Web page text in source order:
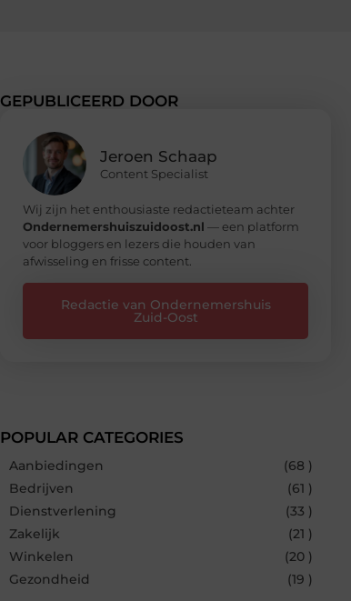
GEPUBLICEERD DOOR
Jeroen Schaap
Content Specialist
Wij zijn het enthousiaste redactieteam achter
Ondernemershuiszuidoost.nl — een platform
voor bloggers en lezers die houden van
afwisseling en frisse content.
Redactie van Ondernemershuis
Zuid-Oost
POPULAR CATEGORIES
Aanbiedingen
(68 )
Bedrijven
(61 )
Dienstverlening
(33 )
Zakelijk
(21 )
Winkelen
(20 )
Gezondheid
(19 )